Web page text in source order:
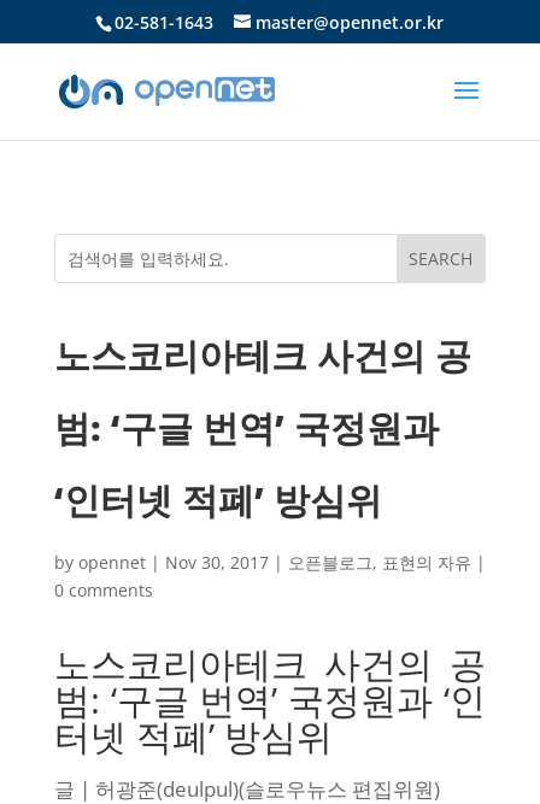
02-581-1643 master@opennet.or.kr
노스코리아테크 사건의 공
범: ‘구글 번역’ 국정원과
‘인터넷 적폐’ 방심위
by opennet| Nov 30, 2017| 오픈블로그, 표현의 자유 |
0 comments
노스코리아테크 사건의 공
범: ‘구글 번역’ 국정원과 ‘인
터넷 적폐’ 방심위
글 | 허광준(deulpul)(슬로우뉴스 편집위원)